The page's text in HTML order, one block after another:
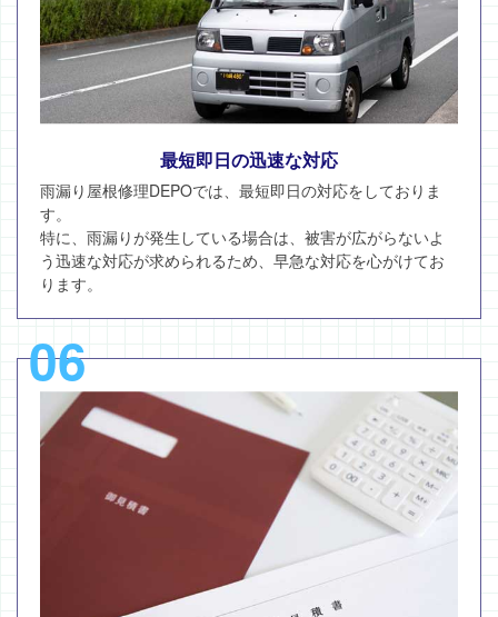
最短即日の迅速な対応
雨漏り屋根修理DEPOでは、最短即日の対応をしておりま
す。
特に、雨漏りが発生している場合は、被害が広がらないよ
う迅速な対応が求められるため、早急な対応を心がけてお
ります。
06